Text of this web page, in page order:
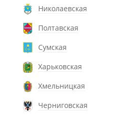
Николаевская
Полтавская
Сумская
Харьковская
Хмельницкая
Черниговская